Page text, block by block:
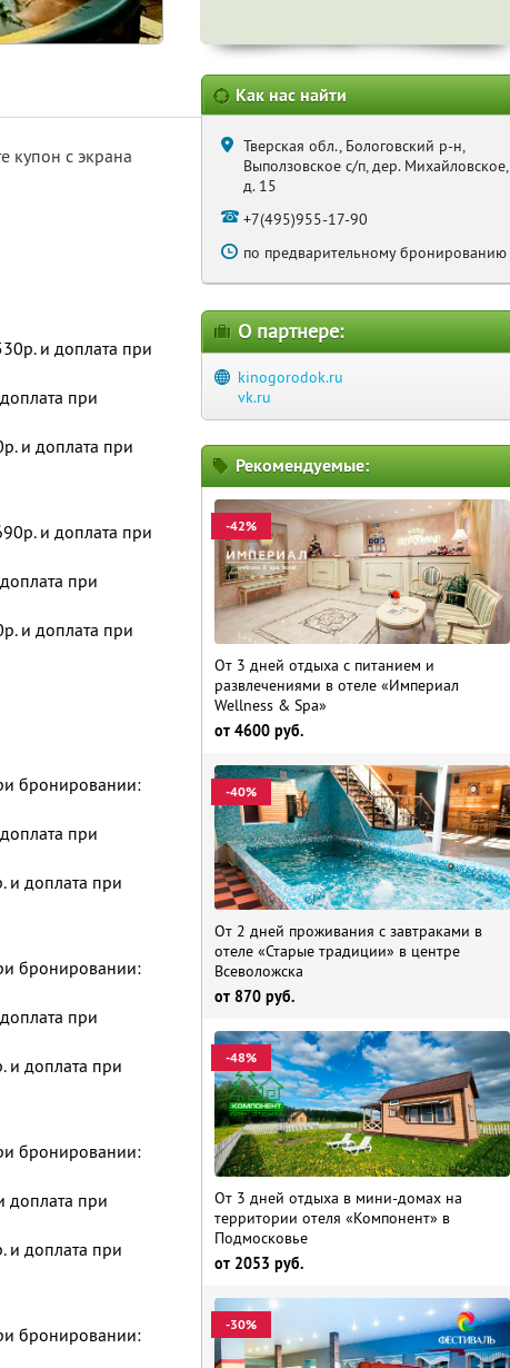
купон с экрана
и доплата при
при
и доплата при
и доплата при
при
и доплата при
бронировании:
при
и доплата при
бронировании:
при
и доплата при
бронировании:
доплата при
и доплата при
бронировании:
Как нас найти
Тверская обл., Бологовский р-н,
Выползовское с/п, дер. Михайловское,
д. 15
+7(495)955-17-90
по предварительному бронированию
О партнере:
kinogorodok.ru
vk.ru
Рекомендуемые:
-42%
От 3 дней отдыха с питанием и
развлечениями в отеле «Империал
Wellness & Spa»
от 4600 руб.
-40%
От 2 дней проживания с завтраками в
отеле «Старые традиции» в центре
Всеволожска
от 870 руб.
-48%
От 3 дней отдыха в мини-домах на
территории отеля «Компонент» в
Подмосковье
от 2053 руб.
-30%